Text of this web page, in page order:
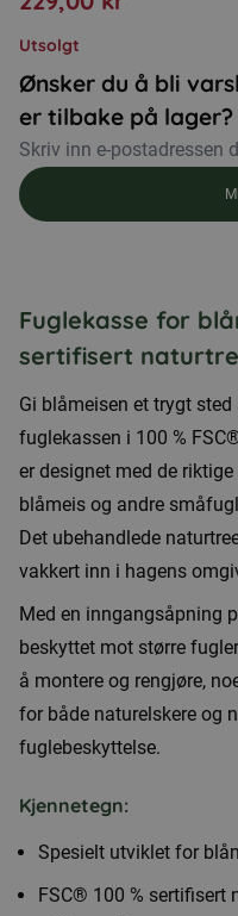
Utsolgt
Ønsker du å bli
er tilbake på lager?
Fuglekasse for
sertifisert naturtre
Gi blåmeisen et trygt
fuglekassen i 100 %
er designet med de
blåmeis og andre
Det ubehandlede
vakkert inn i hagens
Med en inngangsåpning
beskyttet mot større
å montere og rengjøre,
for både naturelskere og
fuglebeskyttelse.
Kjennetegn:
Spesielt utviklet for
FSC® 100 %